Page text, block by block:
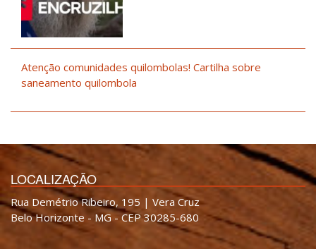
Atenção comunidades quilombolas! Cartilha sobre
saneamento quilombola
LOCALIZAÇÃO
Rua Demétrio Ribeiro, 195 | Vera Cruz
Belo Horizonte - MG - CEP 30285-680